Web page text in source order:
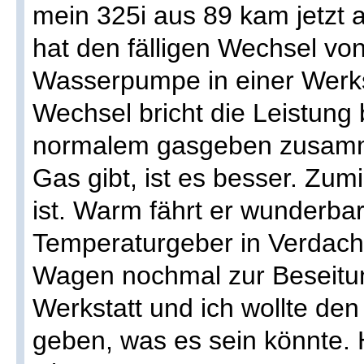
mein 325i aus 89 kam jetzt
hat den fälligen Wechsel
Wasserpumpe in einer
Wechsel bricht die Leistung
normalem gasgeben
Gas gibt, ist es besser.
ist. Warm fährt er
Temperaturgeber in
Wagen nochmal zur
Werkstatt und ich wollte
geben, was es sein könnte.